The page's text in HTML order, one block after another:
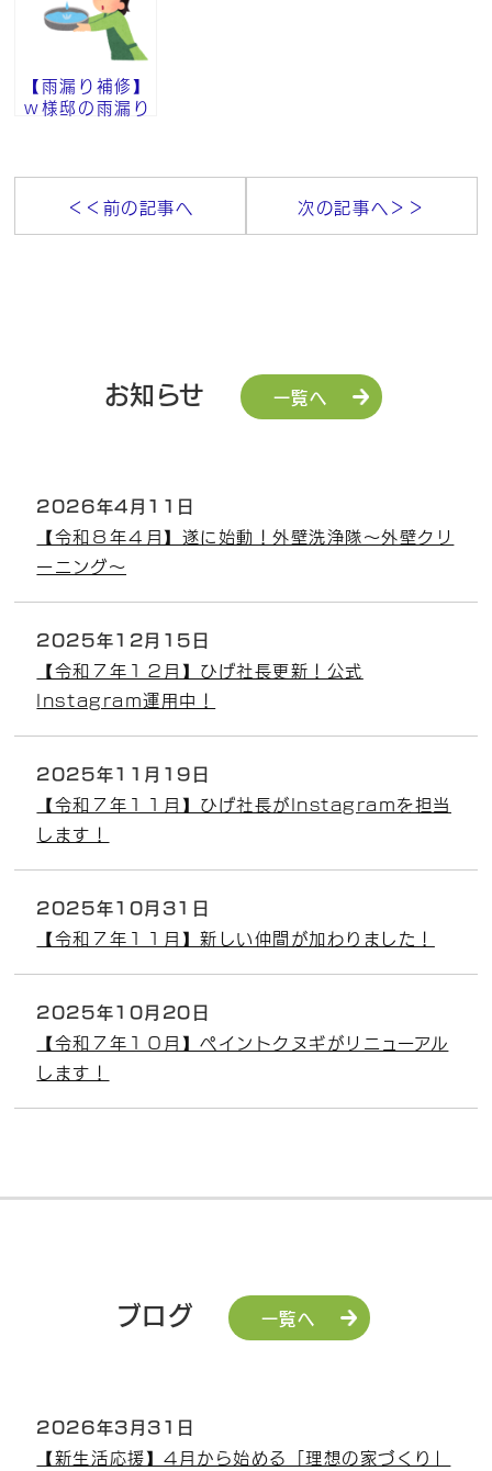
【雨漏り補修】
ｗ様邸の雨漏り
＜＜前の記事へ 次の記事へ＞＞
お知らせ 一覧へ
2026年4月11日
【令和８年４月】遂に始動！外壁洗浄隊～外壁クリ
ーニング～
2025年12月15日
【令和７年１２月】ひげ社長更新！公式
Instagram運用中！
2025年11月19日
【令和７年１１月】ひげ社長がInstagramを担当
します！
2025年10月31日
【令和７年１１月】新しい仲間が加わりました！
2025年10月20日
【令和７年１０月】ペイントクヌギがリニューアル
します！
ブログ 一覧へ
2026年3月31日
【新生活応援】4月から始める「理想の家づくり」